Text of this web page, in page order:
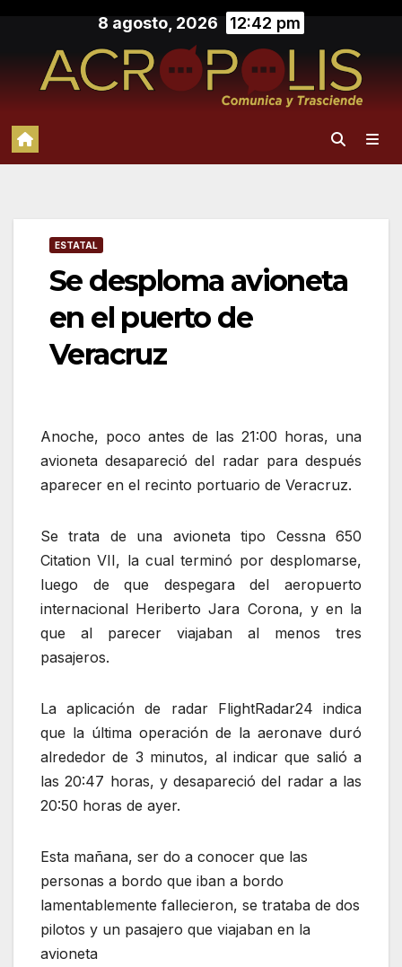
contenido
8 agosto, 2026 12:42 pm
ESTATAL
Se desploma avioneta
en el puerto de
Veracruz
Anoche, poco antes de las 21:00 horas, una
avioneta desapareció del radar para después
aparecer en el recinto portuario de Veracruz.
Se trata de una avioneta tipo Cessna 650
Citation VII, la cual terminó por desplomarse,
luego de que despegara del aeropuerto
internacional Heriberto Jara Corona, y en la
que al parecer viajaban al menos tres
pasajeros.
La aplicación de radar FlightRadar24 indica
que la última operación de la aeronave duró
alrededor de 3 minutos, al indicar que salió a
las 20:47 horas, y desapareció del radar a las
20:50 horas de ayer.
Esta mañana, ser do a conocer que las
personas a bordo que iban a bordo
lamentablemente fallecieron, se trataba de dos
pilotos y un pasajero que viajaban en la
avioneta